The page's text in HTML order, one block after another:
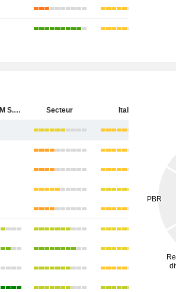
Banco BPM S.p.A. Secteur Italie